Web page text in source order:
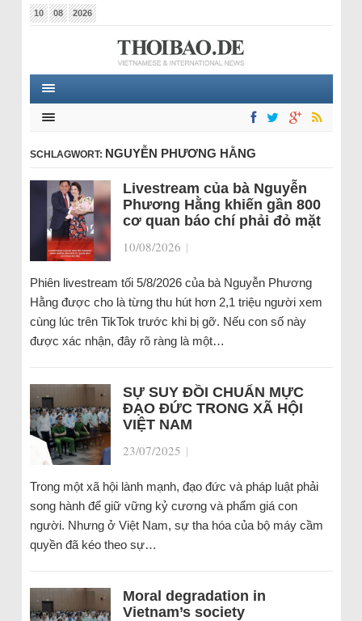
10 08 2026
SCHLAGWORT: NGUYỄN PHƯƠNG HẰNG
Livestream của bà Nguyễn
Phương Hằng khiến gần 800
cơ quan báo chí phải đỏ mặt
10/08/2026 |
Phiên livestream tối 5/8/2026 của bà Nguyễn Phương
Hằng được cho là từng thu hút hơn 2,1 triệu người xem
cùng lúc trên TikTok trước khi bị gỡ. Nếu con số này
được xác nhận, đây rõ ràng là một…
SỰ SUY ĐỒI CHUẨN MỰC
ĐẠO ĐỨC TRONG XÃ HỘI
VIỆT NAM
23/07/2025 |
Trong một xã hội lành mạnh, đạo đức và pháp luật phải
song hành để giữ vững kỷ cương và phẩm giá con
người. Nhưng ở Việt Nam, sự tha hóa của bộ máy cầm
quyền đã kéo theo sự…
Moral degradation in
Vietnam’s society